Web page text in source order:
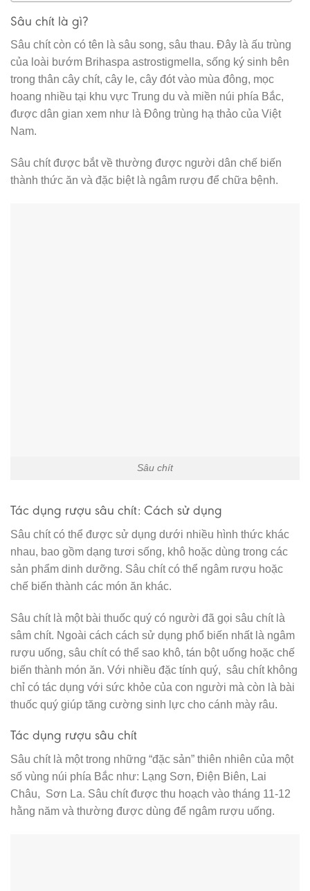
Sâu chít là gì?
Sâu chít còn có tên là sâu song, sâu thau. Đây là ấu trùng
của loài bướm Brihaspa astrostigmella, sống ký sinh bên
trong thân cây chít, cây le, cây đót vào mùa đông, mọc
hoang nhiều tại khu vực Trung du và miền núi phía Bắc,
được dân gian xem như là Đông trùng hạ thảo của Việt
Nam.
Sâu chít được bắt về thường được người dân chế biến
thành thức ăn và đặc biệt là ngâm rượu để chữa bệnh.
Sâu chít
Tác dụng rượu sâu chít: Cách sử dụng
Sâu chít có thể được sử dụng dưới nhiều hình thức khác
nhau, bao gồm dạng tươi sống, khô hoặc dùng trong các
sản phẩm dinh dưỡng. Sâu chít có thể ngâm rượu hoặc
chế biến thành các món ăn khác.
Sâu chít là một bài thuốc quý có người đã gọi sâu chít là
sâm chít. Ngoài cách cách sử dụng phổ biến nhất là ngâm
rượu uống, sâu chít có thể sao khô, tán bột uống hoặc chế
biến thành món ăn. Với nhiều đặc tính quý, sâu chít không
chỉ có tác dụng với sức khỏe của con người mà còn là bài
thuốc quý giúp tăng cường sinh lực cho cánh mày râu.
Tác dụng rượu sâu chít
Sâu chít là một trong những “đặc sản” thiên nhiên của một
số vùng núi phía Bắc như: Lạng Sơn, Điện Biên, Lai
Châu, Sơn La. Sâu chít được thu hoạch vào tháng 11-12
hằng năm và thường được dùng để ngâm rượu uống.